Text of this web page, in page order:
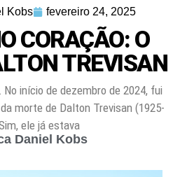
Kobs fevereiro 24, 2025
CORAÇÃO: O
TREVISAN
início de dezembro de 2024, fui
morte de Dalton Trevisan (1925-
ele já estava
Daniel Kobs